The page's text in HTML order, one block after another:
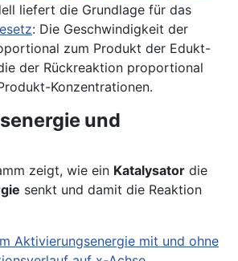
liefert die Grundlage für das
: Die Geschwindigkeit der
zum Produkt der Edukt-
der Rückreaktion proportional
Konzentrationen.
und
zeigt, wie ein Katalysator die
senkt und damit die Reaktion